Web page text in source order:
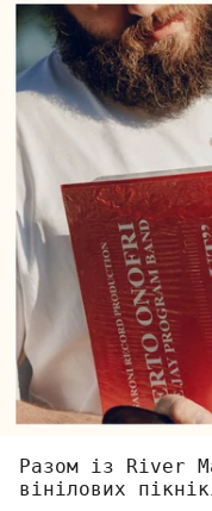
Разом із River
вінілових